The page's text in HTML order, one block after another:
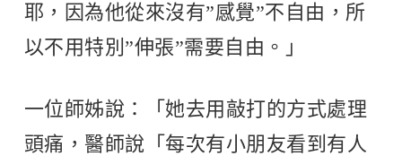
耶，因為他從來沒有”感覺”不自由，所
以不用特別”伸張”需要自由。」
一位師姊說：「她去用敲打的方式處理
頭痛，醫師說「每次有小朋友看到有人